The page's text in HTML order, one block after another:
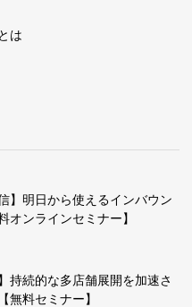
は
】明日から使えるインバウン
オンラインセミナー】
持続的な多店舗展開を加速さ
無料セミナー】